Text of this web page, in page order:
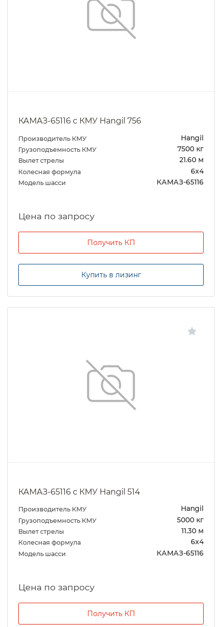
КАМАЗ-65116 с КМУ Hangil 756
Производитель КМУ Hangil
Грузоподъемность КМУ 7500 кг
Вылет стрелы 21.60 м
Колесная формула 6х4
Модель шасси КАМАЗ-65116
Цена по запросу
Получить КП
Купить в лизинг
КАМАЗ-65116 с КМУ Hangil 514
Производитель КМУ Hangil
Грузоподъемность КМУ 5000 кг
Вылет стрелы 11.30 м
Колесная формула 6х4
Модель шасси КАМАЗ-65116
Цена по запросу
Получить КП